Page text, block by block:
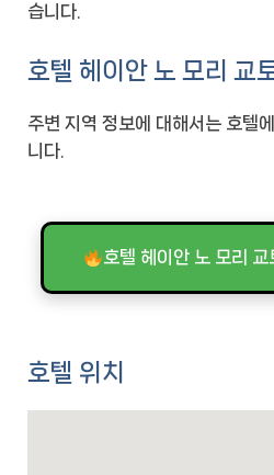
습니다.
호텔 헤이안 노 모리 교
주변 지역 정보에 대해서는 호텔
니다.
호텔 헤이안 노 모리 교
호텔 위치